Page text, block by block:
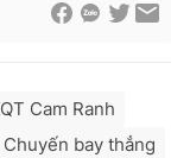
Cam Ranh
Chuyến bay thẳng